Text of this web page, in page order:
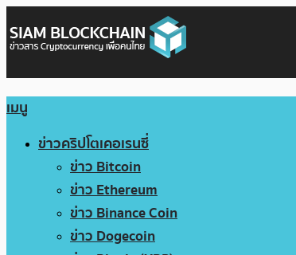
เมนู
ข่าวคริปโตเคอเรนซี่
ข่าว Bitcoin
ข่าว Ethereum
ข่าว Binance Coin
ข่าว Dogecoin